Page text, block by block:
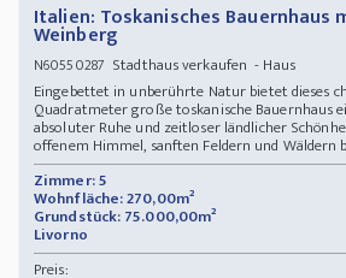
Italien: Toskanisches Bauernhaus
Weinberg
N60550287 Stadthaus verkaufen - Haus
Eingebettet in unberührte Natur bietet dieses
Quadratmeter große toskanische Bauernhaus
absoluter Ruhe und zeitloser ländlicher
offenem Himmel, sanften Feldern und Wäldern
Zimmer: 5
Wohnfläche: 270,00m²
Grundstück: 75.000,00m²
Livorno
Preis: